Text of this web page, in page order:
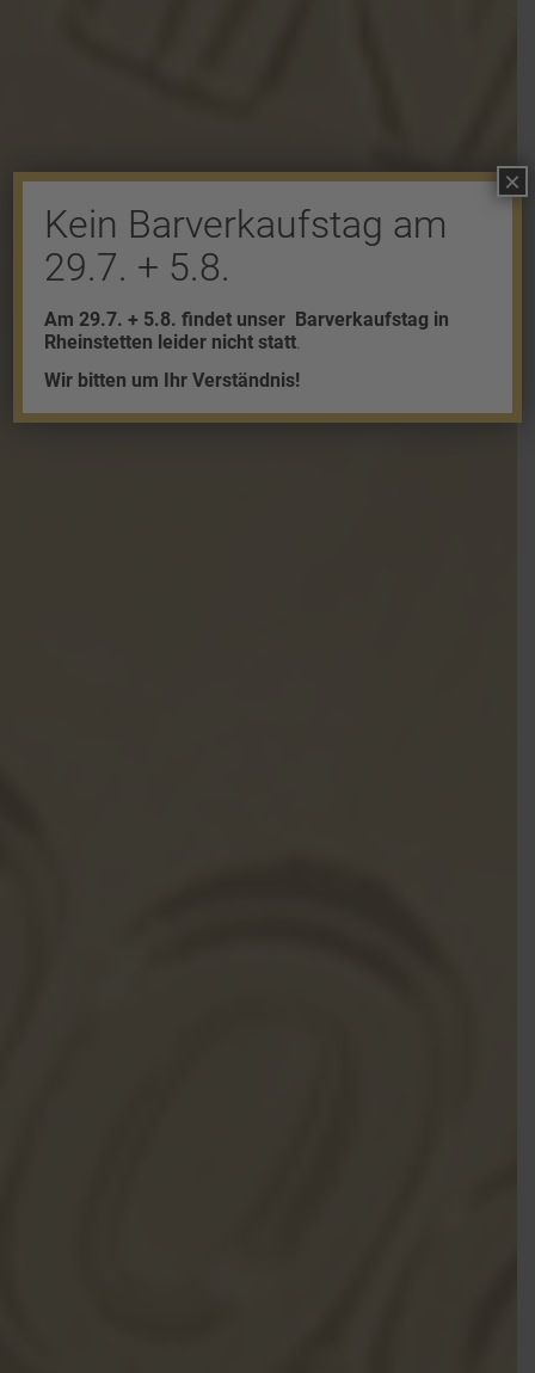
Kein Barverkaufstag am
29.7. + 5.8.
Am 29.7. + 5.8. findet unser Barverkaufstag in
Rheinstetten leider nicht statt
Wir bitten um Ihr Verständnis!
×